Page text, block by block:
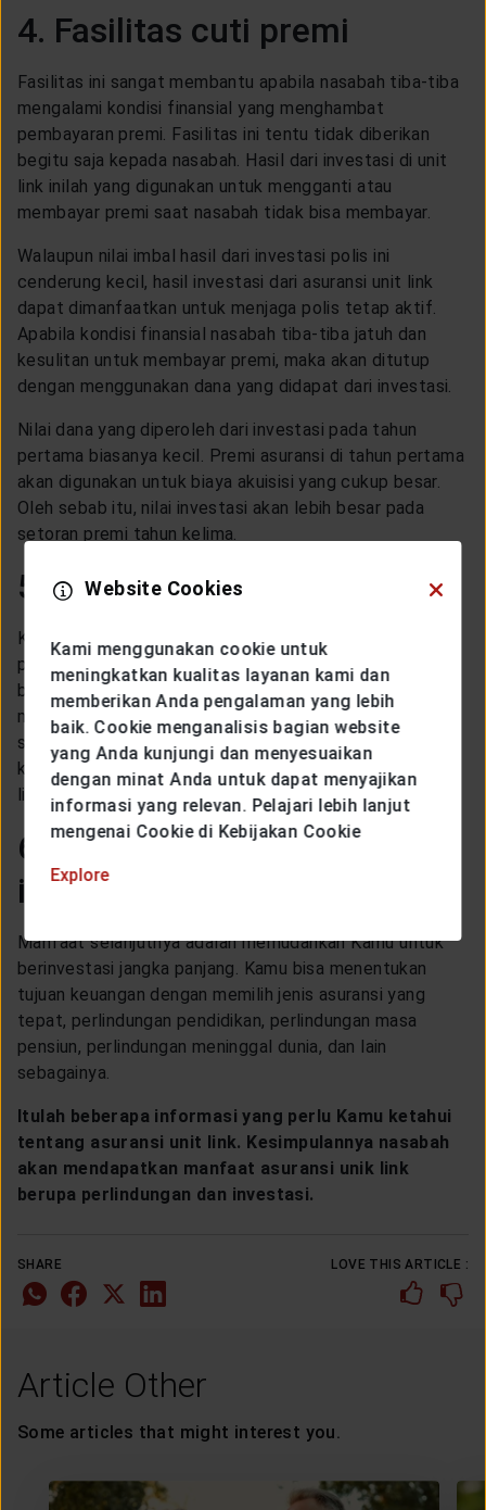
4. Fasilitas cuti premi
Fasilitas ini sangat membantu apabila nasabah tiba-tiba
mengalami kondisi finansial yang menghambat
pembayaran premi. Fasilitas ini tentu tidak diberikan
begitu saja kepada nasabah. Hasil dari investasi di unit
link inilah yang digunakan untuk mengganti atau
membayar premi saat nasabah tidak bisa membayar.
Walaupun nilai imbal hasil dari investasi polis ini
cenderung kecil, hasil investasi dari asuransi unit link
dapat dimanfaatkan untuk menjaga polis tetap aktif.
Apabila kondisi finansial nasabah tiba-tiba jatuh dan
kesulitan untuk membayar premi, maka akan ditutup
dengan menggunakan dana yang didapat dari investasi.
Nilai dana yang diperoleh dari investasi pada tahun
pertama biasanya kecil. Premi asuransi di tahun pertama
akan digunakan untuk biaya akuisisi yang cukup besar.
Oleh sebab itu, nilai investasi akan lebih besar pada
setoran premi tahun kelima.
5. Dana lebih fleksibel
Keuntungan membeli polis asuransi unit link adalah
produk ini menawarkan dana yang lebih fleksibel. Kamu
bisa menambah, mengalihkan, dan menarik dana dengan
mudah. Namun sebelum membeli polis ini, Kamu
sebaiknya tetap meminta penjelasan bagaimana cara
kerja dana investasi dan ketentuan untuk asuransi unit
link yang ditawarkan.
6. Memudahkan proses
investasi
Manfaat selanjutnya adalah memudahkan Kamu untuk
berinvestasi jangka panjang. Kamu bisa menentukan
tujuan keuangan dengan memilih jenis asuransi yang
tepat, perlindungan pendidikan, perlindungan masa
pensiun, perlindungan meninggal dunia, dan lain
sebagainya.
Itulah beberapa informasi yang perlu Kamu ketahui
tentang asuransi unit link. Kesimpulannya nasabah
akan mendapatkan manfaat asuransi unik link
berupa perlindungan dan investasi.
SHARE LOVE THIS ARTICLE :
Article Other
Some articles that might interest you.
Website Cookies
Kami menggunakan cookie untuk
meningkatkan kualitas layanan kami dan
memberikan Anda pengalaman yang lebih
baik. Cookie menganalisis bagian website
yang Anda kunjungi dan menyesuaikan
dengan minat Anda untuk dapat menyajikan
informasi yang relevan. Pelajari lebih lanjut
mengenai Cookie di Kebijakan Cookie
Explore